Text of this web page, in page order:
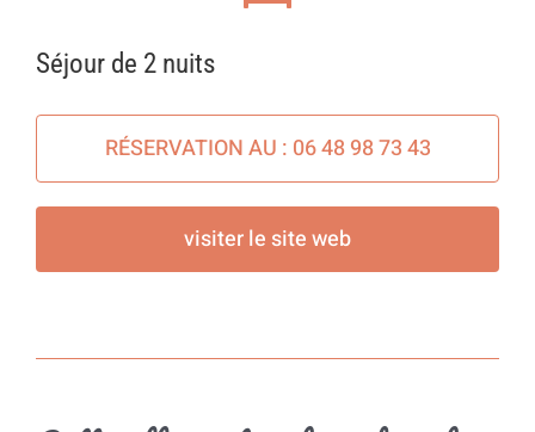
Séjour de 2 nuits
RÉSERVATION AU : 06 48 98 73 43
visiter le site web